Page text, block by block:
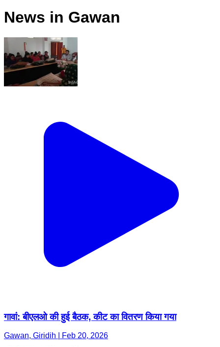
News in Gawan
गावां: बीएलओ की हुई बैठक, कीट का वितरण किया गया
Gawan, Giridih | Feb 20, 2026